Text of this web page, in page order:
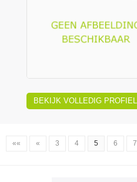
BEKIJK VOLLEDIG PROFIEL
«« « 3 4 5 6 7